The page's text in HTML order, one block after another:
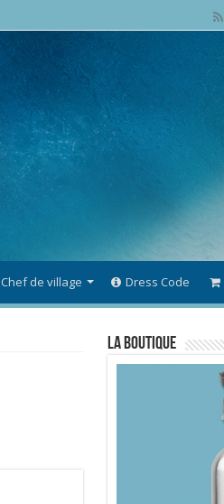
Chef de village Dress Code
La Boutique